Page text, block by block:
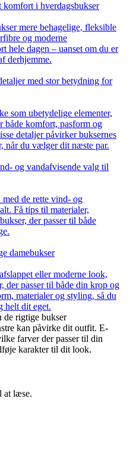
i hverdagsbukser
mere behagelige, fleksible
og moderne
hele dagen – uanset om du er
derhjemme.
med stor betydning for
som ubetydelige elementer,
både komfort, pasform og
detaljer påvirker buksernes
når du vælger dit næste par.
og vandafvisende valg til
de rette vind- og
Få tips til materialer,
der passer til både
damebukser
eller moderne look,
der passer til både din krop og
materialer og styling, så du
helt dit eget.
de rigtige bukser
kan påvirke dit outfit. E-
farver der passer til din
karakter til dit look.
at læse.